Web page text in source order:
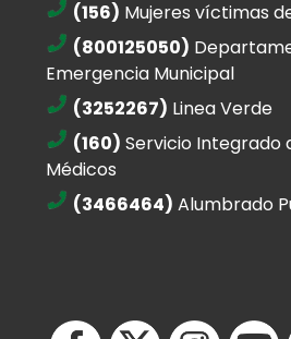
(156) Mujeres víctimas
(800125050)
Emergencia Municipal
(3252267) Linea Verde
(160) Servicio Integrado
Médicos
(3466464) Alumbrado